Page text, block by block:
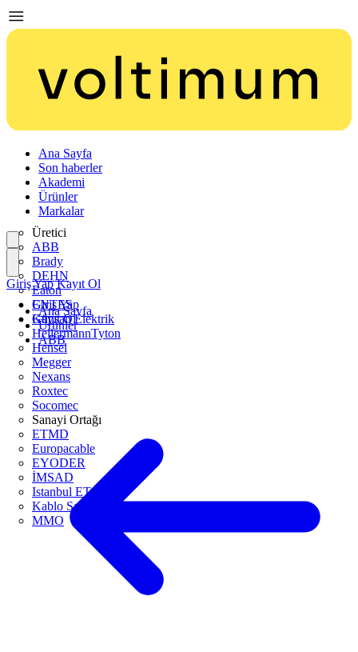
Ana Sayfa
Son haberler
Akademi
Ürünler
Markalar
Üretici
ABB
Brady
DEHN
Eaton
ENTES
Günsan Elektrik
HellermannTyton
Hensel
Megger
Nexans
Roxtec
Socomec
Sanayi Ortağı
ETMD
Europacable
EYODER
İMSAD
Istanbul ETO
Kablo Sanayicileri Derneği
MMO
Giriş Yap
Kayıt Ol
Giriş Yap Kayıt Ol
Ana Sayfa
Ürünler
ABB